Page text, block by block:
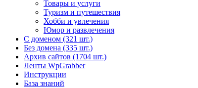
Товары и услуги
Туризм и путешествия
Хобби и увлечения
Юмор и развлечения
С доменом (321 шт.)
Без домена (335 шт.)
Архив сайтов (1704 шт.)
Ленты WpGrabber
Инструкции
База знаний